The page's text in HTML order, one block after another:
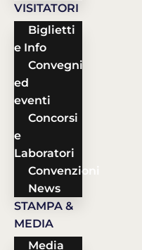
VISITATORI
Biglietti
e Info
Convegni
ed
eventi
Concorsi
e
Laboratori
Convenzioni
News
STAMPA &
MEDIA
Media